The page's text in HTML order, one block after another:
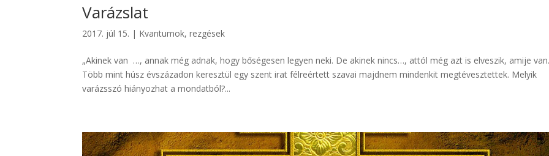
Varázslat
2017. júl 15. | Kvantumok, rezgések
„Akinek van …, annak még adnak, hogy bőségesen legyen neki. De akinek nincs…, attól még azt is elveszik, amije
Több mint húsz évszázadon keresztül egy szent irat félreértett szavai majdnem mindenkit megtévesztettek. Melyik
varázsszó hiányozhat a mondatból?...